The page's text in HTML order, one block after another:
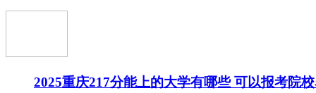
2025重庆217分能上的大学有哪些 可以报考院